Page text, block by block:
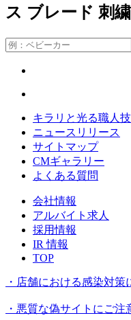
ス ブレード 刺
キラリと光る職人
ニュースリリース
サイトマップ
CMギャラリー
よくある質問
会社情報
アルバイト求人
採用情報
IR 情報
TOP
・店舗における感染対策
・悪質な偽サイトにご注